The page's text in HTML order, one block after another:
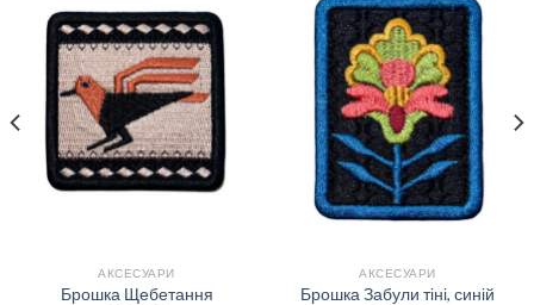
АКСЕСУАРИ
Брошка Щебетання
АКСЕСУАРИ
Брошка Забули тіні, синій